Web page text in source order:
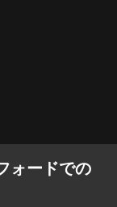
ォードでの